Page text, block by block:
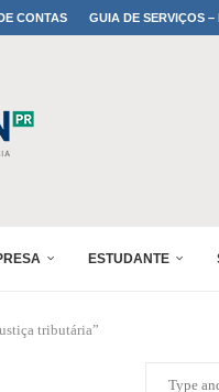
CONTAS GUIA DE SERVIÇOS –
ESTUDANTE
tributária”